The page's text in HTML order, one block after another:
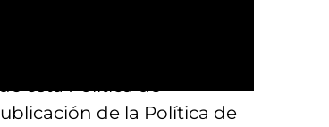
y por cualquier
esta Política de
de la Política de